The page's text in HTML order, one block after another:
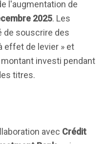
l'augmentation de
2025. Les
de souscrire des
effet de levier » et
investi pendant
titres.
avec Crédit